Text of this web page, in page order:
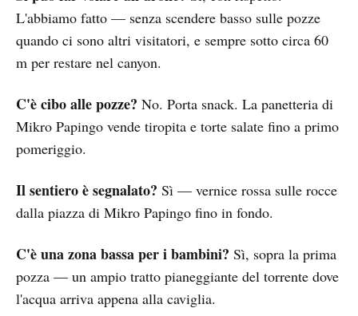
L'abbiamo fatto — senza scendere basso sulle pozze
quando ci sono altri visitatori, e sempre sotto circa 60
m per restare nel canyon.
C'è cibo alle pozze? No. Porta snack. La panetteria di
Mikro Papingo vende tiropita e torte salate fino a primo
pomeriggio.
Il sentiero è segnalato? Sì — vernice rossa sulle rocce
dalla piazza di Mikro Papingo fino in fondo.
C'è una zona bassa per i bambini? Sì, sopra la prima
pozza — un ampio tratto pianeggiante del torrente dove
l'acqua arriva appena alla caviglia.